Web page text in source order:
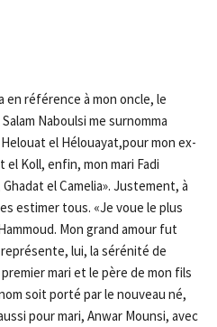
en référence à mon oncle, le
Naboulsi me surnomma
el Hélouayat,pour mon ex-
el Koll, enfin, mon mari Fadi
el Camelia». Justement, à
estimer tous. «Je voue le plus
Mon grand amour fut
lui, la sérénité de
premier mari et le père de mon fils
soit porté par le nouveau né,
pour mari, Anwar Mounsi, avec